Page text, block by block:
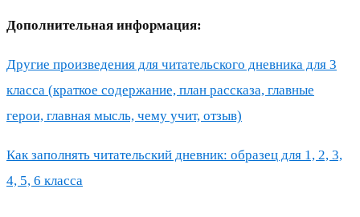
Дополнительная информация:
Другие произведения для читательского дневника для 3
класса (краткое содержание, план рассказа, главные
герои, главная мысль, чему учит, отзыв)
Как заполнять читательский дневник: образец для 1, 2, 3,
4, 5, 6 класса